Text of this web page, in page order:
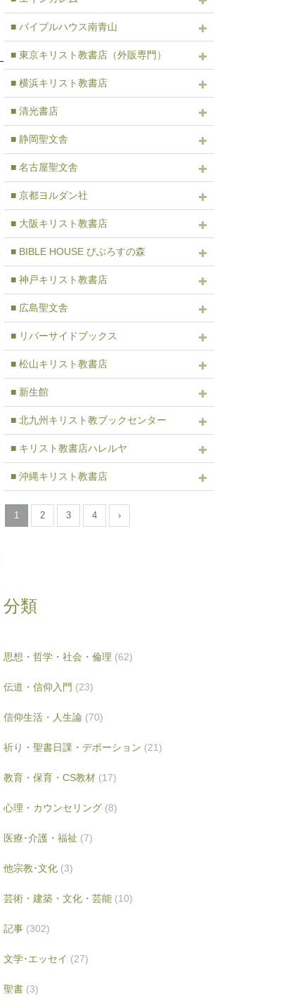
■ バイブルハウス南青山
■ 東京キリスト教書店（外販専門）
■ 横浜キリスト教書店
■ 清光書店
■ 静岡聖文舎
■ 名古屋聖文舎
■ 京都ヨルダン社
■ 大阪キリスト教書店
■ BIBLE HOUSE びぶろすの森
■ 神戸キリスト教書店
■ 広島聖文舎
■ リバーサイドブックス
■ 松山キリスト教書店
■ 新生館
■ 北九州キリスト教ブックセンター
■ キリスト教書店ハレルヤ
■ 沖縄キリスト教書店
1 2 3 4 ›
分類
思想・哲学・社会・倫理 (62)
伝道・信仰入門 (23)
信仰生活・人生論 (70)
祈り・聖書日課・デボーション (21)
教育・保育・CS教材 (17)
心理・カウンセリング (8)
医療･介護・福祉 (7)
他宗教･文化 (3)
芸術・建築・文化・芸能 (10)
記事 (302)
文学･エッセイ (27)
聖書 (3)